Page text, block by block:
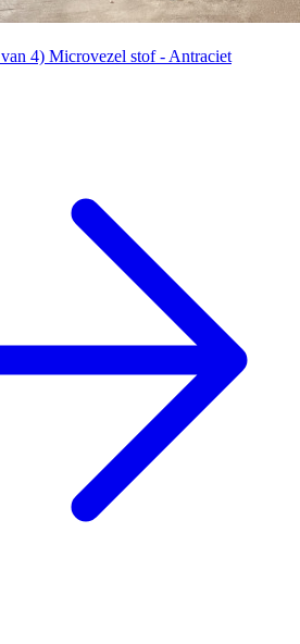
4) Microvezel stof - Antraciet